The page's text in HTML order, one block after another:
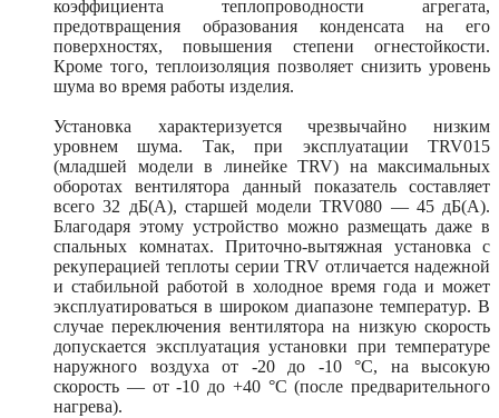
коэффициента теплопроводности агрегата,
предотвращения образования конденсата на его
поверхностях, повышения степени огнестойкости.
Кроме того, теплоизоляция позволяет снизить уровень
шума во время работы изделия.
Установка характеризуется чрезвычайно низким
уровнем шума. Так, при эксплуатации TRV015
(младшей модели в линейке TRV) на максимальных
оборотах вентилятора данный показатель составляет
всего 32 дБ(А), старшей модели TRV080 — 45 дБ(А).
Благодаря этому устройство можно размещать даже в
спальных комнатах. Приточно-вытяжная установка с
рекуперацией теплоты серии TRV отличается надежной
и стабильной работой в холодное время года и может
эксплуатироваться в широком диапазоне температур. В
случае переключения вентилятора на низкую скорость
допускается эксплуатация установки при температуре
наружного воздуха от -20 до -10 °C, на высокую
скорость — от -10 до +40 °C (после предварительного
нагрева).